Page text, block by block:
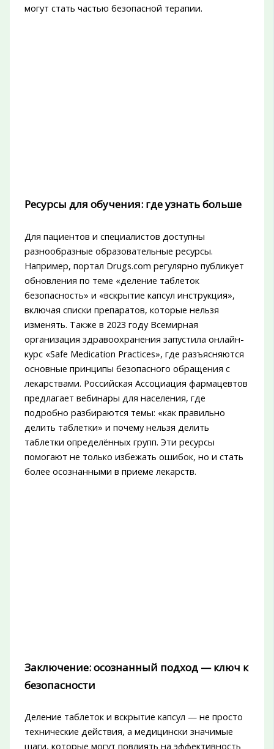
могут стать частью безопасной терапии.
Ресурсы для обучения: где узнать больше
Для пациентов и специалистов доступны
разнообразные образовательные ресурсы.
Например, портал Drugs.com регулярно публикует
обновления по теме «деление таблеток
безопасность» и «вскрытие капсул инструкция»,
включая списки препаратов, которые нельзя
изменять. Также в 2023 году Всемирная
организация здравоохранения запустила онлайн-
курс «Safe Medication Practices», где разъясняются
основные принципы безопасного обращения с
лекарствами. Российская Ассоциация фармацевтов
предлагает вебинары для населения, где
подробно разбираются темы: «как правильно
делить таблетки» и почему нельзя делить
таблетки определённых групп. Эти ресурсы
помогают не только избежать ошибок, но и стать
более осознанными в приеме лекарств.
Заключение: осознанный подход — ключ к
безопасности
Деление таблеток и вскрытие капсул — не просто
технические действия, а медицински значимые
шаги, которые могут повлиять на эффективность